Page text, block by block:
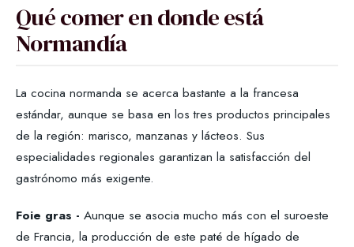
Qué comer en donde está
Normandía
La cocina normanda se acerca bastante a la francesa
estándar, aunque se basa en los tres productos principales
de la región: marisco, manzanas y lácteos. Sus
especialidades regionales garantizan la satisfacción del
gastrónomo más exigente.
Foie gras - Aunque se asocia mucho más con el suroeste
de Francia, la producción de este paté de hígado de